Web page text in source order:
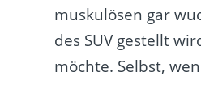
muskulösen gar
des SUV gestellt
möchte. Selbst,